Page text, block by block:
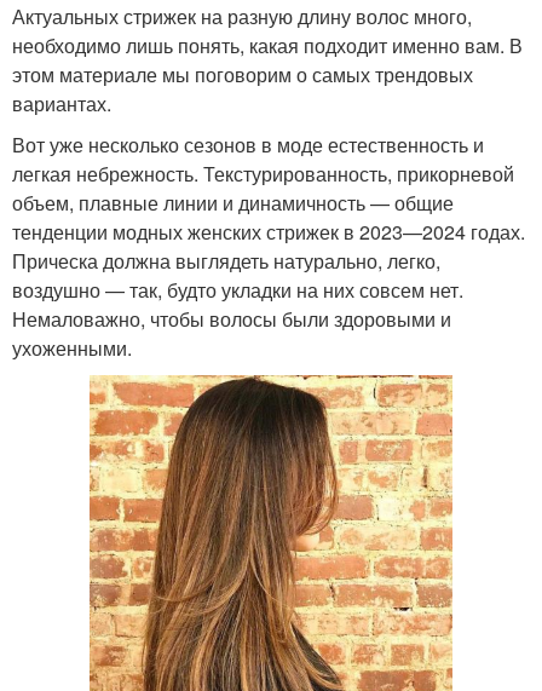
Актуальных стрижек на разную длину волос много,
необходимо лишь понять, какая подходит именно вам. В
этом материале мы поговорим о самых трендовых
вариантах.
Вот уже несколько сезонов в моде естественность и
легкая небрежность. Текстурированность, прикорневой
объем, плавные линии и динамичность — общие
тенденции модных женских стрижек в 2023—2024 годах.
Прическа должна выглядеть натурально, легко,
воздушно — так, будто укладки на них совсем нет.
Немаловажно, чтобы волосы были здоровыми и
ухоженными.